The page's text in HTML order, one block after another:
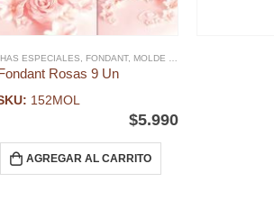
ESPECIALES FONDANT, MOLDE FONDANT
Rosas 9 Un
152MOL
$5.990
AGREGAR AL CARRITO